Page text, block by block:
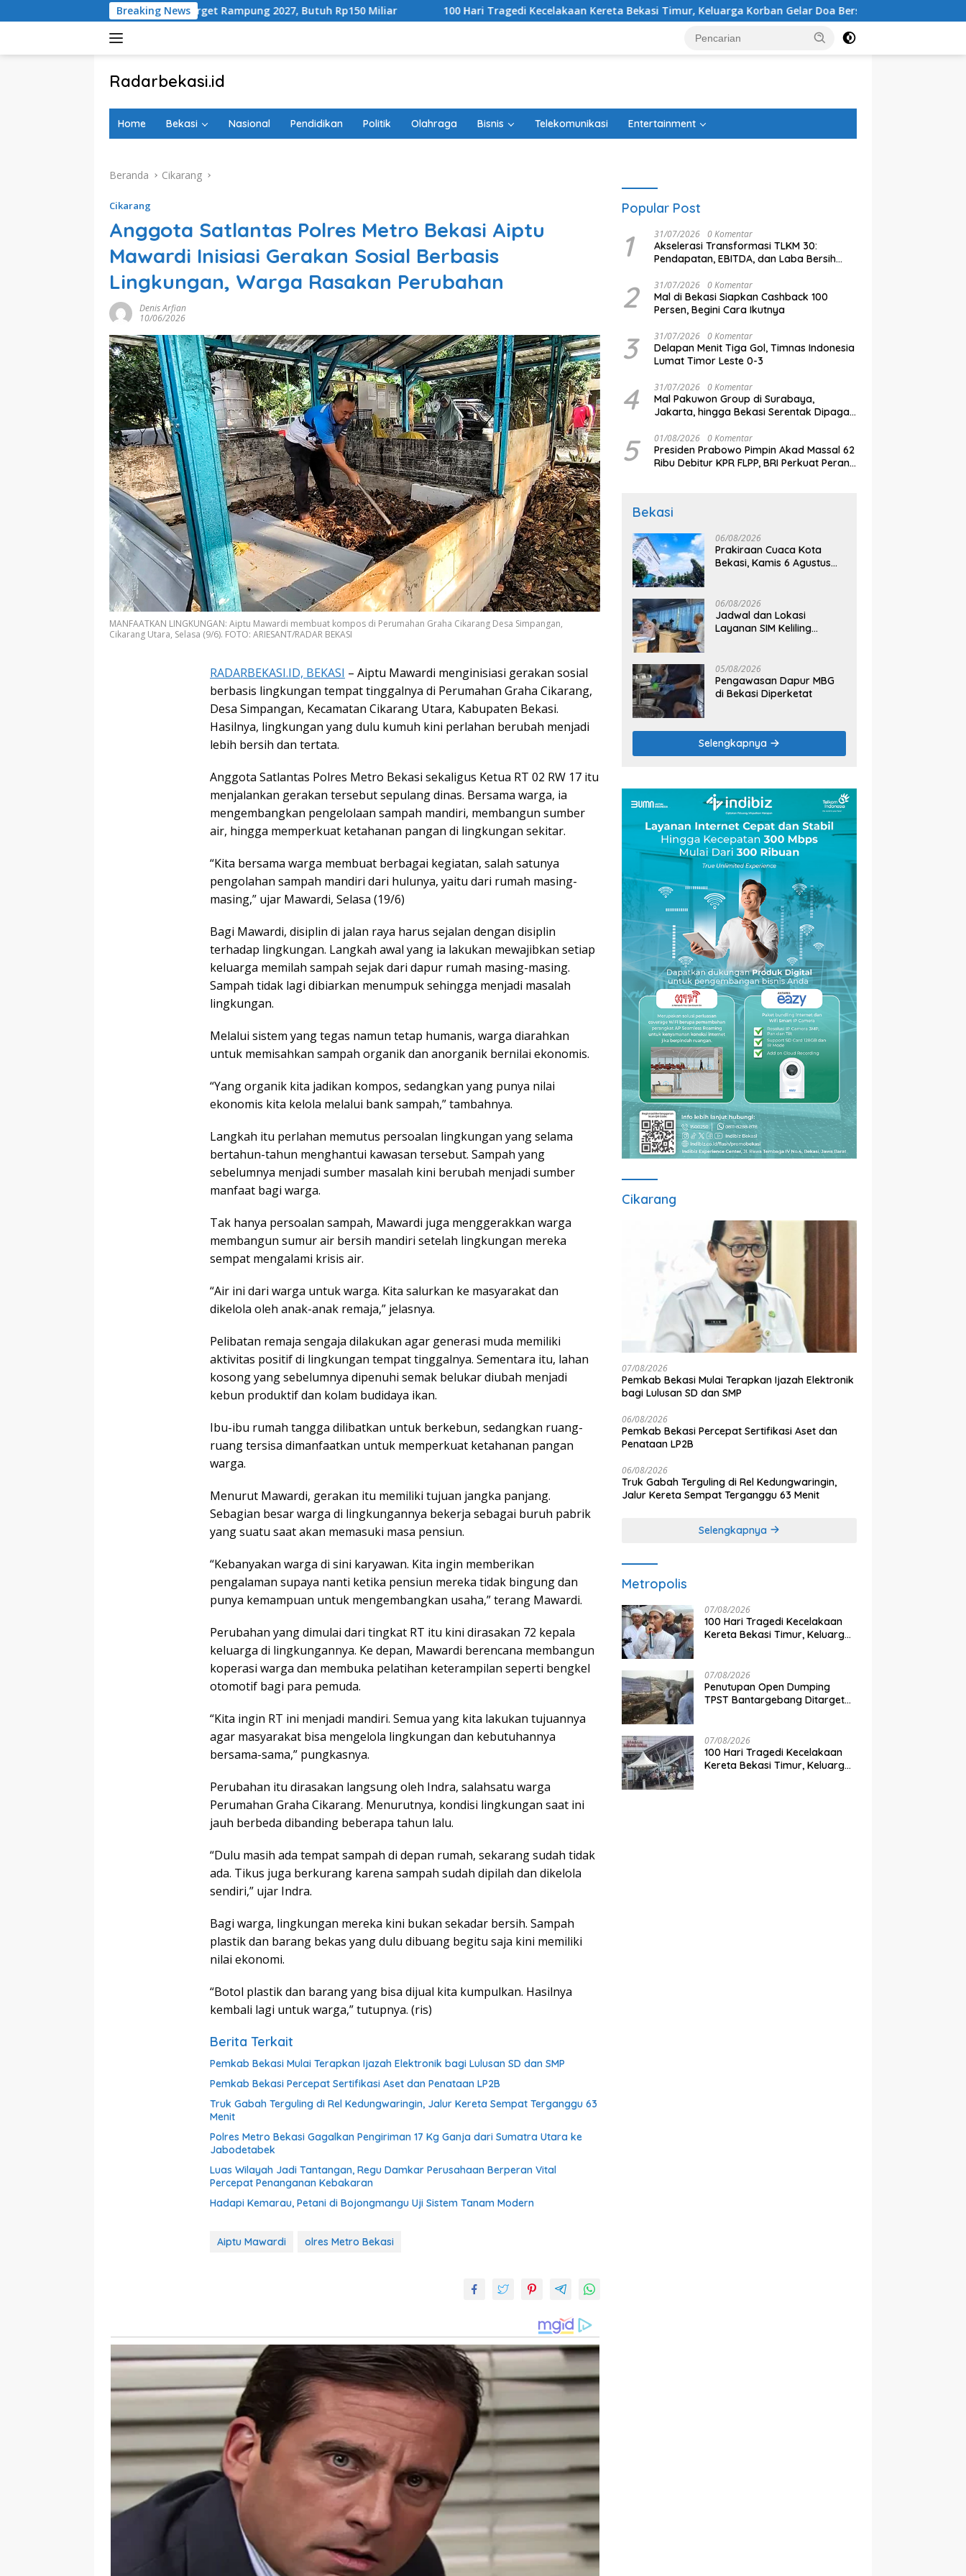
ke
Breaking News
Ditarget Rampung 2027, Butuh Rp150 Miliar 100 Hari Tragedi Kecelakaan Kereta Bekasi Timur, Keluarga Korban Gelar Doa Bersama Administrasi Beres, PSU
Radarbekasi.id
Bekasi
Home Bekasi Nasional Pendidikan Politik Olahraga Bisnis Telekomunikasi Entertainment
Beranda Cikarang
Cikarang
Anggota Satlantas Polres Metro Bekasi Aiptu
Mawardi Inisiasi Gerakan Sosial Berbasis
Lingkungan, Warga Rasakan Perubahan
Denis Arfian
10/06/2026
MANFAATKAN LINGKUNGAN: Aiptu Mawardi membuat kompos di Perumahan Graha Cikarang Desa Simpangan,
Cikarang Utara, Selasa (9/6). FOTO: ARIESANT/RADAR BEKASI
RADARBEKASI.ID, BEKASI – Aiptu Mawardi menginisiasi gerakan sosial
berbasis lingkungan tempat tinggalnya di Perumahan Graha Cikarang,
Desa Simpangan, Kecamatan Cikarang Utara, Kabupaten Bekasi.
Hasilnya, lingkungan yang dulu kumuh kini perlahan berubah menjadi
lebih bersih dan tertata.
Anggota Satlantas Polres Metro Bekasi sekaligus Ketua RT 02 RW 17 itu
menjalankan gerakan tersebut sepulang dinas. Bersama warga, ia
mengembangkan pengelolaan sampah mandiri, membangun sumber
air, hingga memperkuat ketahanan pangan di lingkungan sekitar.
“Kita bersama warga membuat berbagai kegiatan, salah satunya
pengolahan sampah mandiri dari hulunya, yaitu dari rumah masing-
masing,” ujar Mawardi, Selasa (19/6)
Bagi Mawardi, disiplin di jalan raya harus sejalan dengan disiplin
terhadap lingkungan. Langkah awal yang ia lakukan mewajibkan setiap
keluarga memilah sampah sejak dari dapur rumah masing-masing.
Sampah tidak lagi dibiarkan menumpuk sehingga menjadi masalah
lingkungan.
Melalui sistem yang tegas namun tetap humanis, warga diarahkan
untuk memisahkan sampah organik dan anorganik bernilai ekonomis.
“Yang organik kita jadikan kompos, sedangkan yang punya nilai
ekonomis kita kelola melalui bank sampah,” tambahnya.
Langkah itu perlahan memutus persoalan lingkungan yang selama
bertahun-tahun menghantui kawasan tersebut. Sampah yang
sebelumnya menjadi sumber masalah kini berubah menjadi sumber
manfaat bagi warga.
Tak hanya persoalan sampah, Mawardi juga menggerakkan warga
membangun sumur air bersih mandiri setelah lingkungan mereka
sempat mengalami krisis air.
“Air ini dari warga untuk warga. Kita salurkan ke masyarakat dan
dikelola oleh anak-anak remaja,” jelasnya.
Pelibatan remaja sengaja dilakukan agar generasi muda memiliki
aktivitas positif di lingkungan tempat tinggalnya. Sementara itu, lahan
kosong yang sebelumnya dipenuhi semak belukar diubah menjadi
kebun produktif dan kolam budidaya ikan.
Ibu-ibu rumah tangga dilibatkan untuk berkebun, sedangkan ruang-
ruang tersisa dimanfaatkan untuk memperkuat ketahanan pangan
warga.
Menurut Mawardi, gerakan itu memiliki tujuan jangka panjang.
Sebagian besar warga di lingkungannya bekerja sebagai buruh pabrik
yang suatu saat akan memasuki masa pensiun.
“Kebanyakan warga di sini karyawan. Kita ingin memberikan
pengalaman supaya nanti ketika pensiun mereka tidak bingung dan
punya kemampuan untuk mengembangkan usaha,” terang Mawardi.
Perubahan yang dimulai dari tingkat RT itu kini dirasakan 72 kepala
keluarga di lingkungannya. Ke depan, Mawardi berencana membangun
koperasi warga dan membuka pelatihan keterampilan seperti bengkel
otomotif bagi para pemuda.
“Kita ingin RT ini menjadi mandiri. Semua yang kita lakukan tujuannya
agar masyarakat bisa mengelola lingkungan dan kebutuhannya
bersama-sama,” pungkasnya.
Perubahan itu dirasakan langsung oleh Indra, salahsatu warga
Perumahan Graha Cikarang. Menurutnya, kondisi lingkungan saat ini
jauh berbeda dibanding beberapa tahun lalu.
“Dulu masih ada tempat sampah di depan rumah, sekarang sudah tidak
ada. Tikus juga berkurang karena sampah sudah dipilah dan dikelola
sendiri,” ujar Indra.
Bagi warga, lingkungan mereka kini bukan sekadar bersih. Sampah
plastik dan barang bekas yang dulu dibuang begitu saja kini memiliki
nilai ekonomi.
“Botol plastik dan barang yang bisa dijual kita kumpulkan. Hasilnya
kembali lagi untuk warga,” tutupnya. (ris)
Berita Terkait
Pemkab Bekasi Mulai Terapkan Ijazah Elektronik bagi Lulusan SD dan SMP
Pemkab Bekasi Percepat Sertifikasi Aset dan Penataan LP2B
Truk Gabah Terguling di Rel Kedungwaringin, Jalur Kereta Sempat Terganggu 63
Menit
Polres Metro Bekasi Gagalkan Pengiriman 17 Kg Ganja dari Sumatra Utara ke
Jabodetabek
Luas Wilayah Jadi Tantangan, Regu Damkar Perusahaan Berperan Vital
Percepat Penanganan Kebakaran
Hadapi Kemarau, Petani di Bojongmangu Uji Sistem Tanam Modern
Aiptu Mawardi olres Metro Bekasi
Popular Post
1 31/07/2026 0 Komentar
Akselerasi Transformasi TLKM 30:
Pendapatan, EBITDA, dan Laba Bersih
Paruh Pertama 2026
2 31/07/2026 0 Komentar
Mal di Bekasi Siapkan Cashback 100
Persen, Begini Cara Ikutnya
3 31/07/2026 0 Komentar
Delapan Menit Tiga Gol, Timnas Indonesia
Lumat Timor Leste 0-3
4 31/07/2026 0 Komentar
Mal Pakuwon Group di Surabaya,
Jakarta, hingga Bekasi Serentak Dipagari
5 01/08/2026 0 Komentar
Presiden Prabowo Pimpin Akad Massal 62
Ribu Debitur KPR FLPP, BRI Perkuat Peran
Bekasi
06/08/2026
Prakiraan Cuaca Kota
Bekasi, Kamis 6 Agustus
06/08/2026
Jadwal dan Lokasi
Layanan SIM Keliling
05/08/2026
Pengawasan Dapur MBG
di Bekasi Diperketat
Selengkapnya
Cikarang
07/08/2026
Pemkab Bekasi Mulai Terapkan Ijazah Elektronik
bagi Lulusan SD dan SMP
06/08/2026
Pemkab Bekasi Percepat Sertifikasi Aset dan
Penataan LP2B
06/08/2026
Truk Gabah Terguling di Rel Kedungwaringin,
Jalur Kereta Sempat Terganggu 63 Menit
Selengkapnya
Metropolis
07/08/2026
100 Hari Tragedi Kecelakaan
Kereta Bekasi Timur, Keluarga
07/08/2026
Penutupan Open Dumping
TPST Bantargebang Ditarget
07/08/2026
100 Hari Tragedi Kecelakaan
Kereta Bekasi Timur, Keluarga